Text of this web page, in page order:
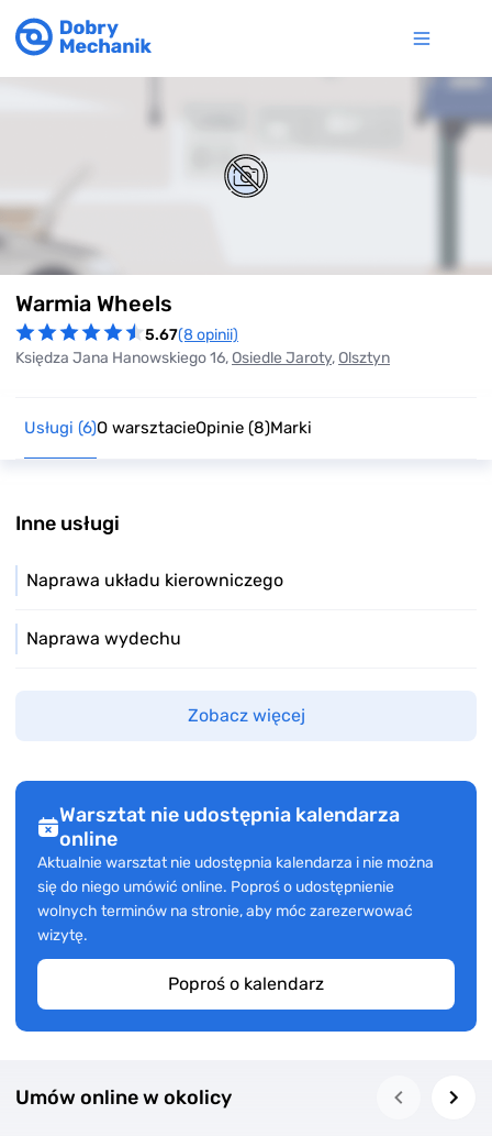
Warmia Wheels
5.67(8 opinii)
Księdza Jana Hanowskiego 16, Osiedle Jaroty, Olsztyn
Usługi (6)O warsztacieOpinie (8)Marki
Inne usługi
Naprawa układu kierowniczego
Naprawa wydechu
Zobacz więcej
Warsztat nie udostępnia kalendarza
online
Aktualnie warsztat nie udostępnia kalendarza i nie można
się do niego umówić online. Poproś o udostępnienie
wolnych terminów na stronie, aby móc zarezerwować
wizytę.
Poproś o kalendarz
Umów online w okolicy